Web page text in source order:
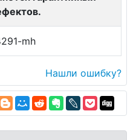
mh
Нашли ошибку?